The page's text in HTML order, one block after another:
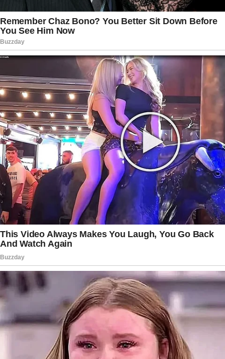
crianças. Especialistas destacam que registros
feitos por testemunhas, imagens de câmeras de
segurança e a comunicação imediata às
autoridades podem contribuir significativamente
para a adoção rápida de medidas protetivas.
Enquanto o inquérito segue em andamento, a
expectativa é que a continuidade das
investigações permita esclarecer todos os fatos
e assegurar a responsabilização prevista em lei,
caso sejam confirmadas as condutas
investigadas. Paralelamente, o foco das
autoridades permanece voltado à proteção das
crianças, garantindo que elas recebam o
acompanhamento necessário e possam
permanecer em um ambiente seguro, acolhedor
e adequado ao seu desenvolvimento.